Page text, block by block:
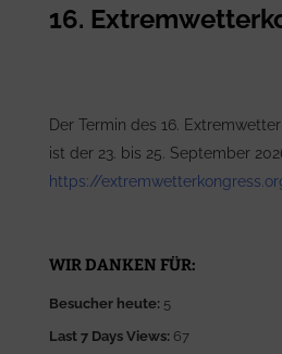
16.
Der Termin des 16.
ist der 23. bis 25. September
https://
WIR DANKEN FÜR:
Besucher heute: 5
Last 7 Days Views: 67